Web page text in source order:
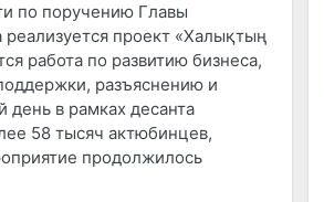
по поручению Главы
реализуется проект «Халықтың
работа по развитию бизнеса,
разъяснению и
в рамках десанта
58 тысяч актюбинцев,
продолжилось